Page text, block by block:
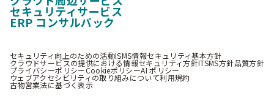
セキュリティサービス
ERP コンサルパック
セキュリティ向上のための活動ISMS情報セキュリティ基本方針
クラウドサービスの提供における情報セキュリティ方針ITSMS方針品質方針
プライバシーポリシーCookieポリシーAI ポリシー
ウェブアクセシビリティの取り組みについて利用規約
古物営業法に基づく表示